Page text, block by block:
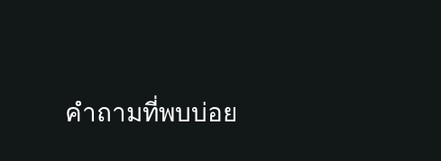
คำถามที่พบบ่อย